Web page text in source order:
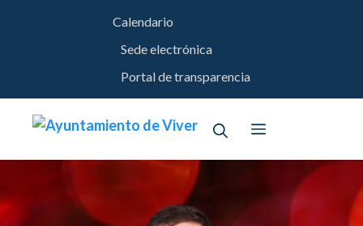
Calendario
Sede electrónica
Portal de transparencia
Menú